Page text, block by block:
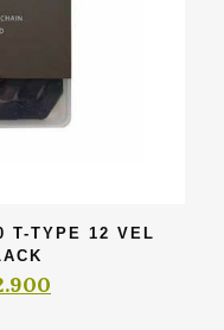
T-TYPE 12 VEL